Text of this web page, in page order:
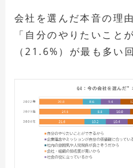
会社を選んだ本音の理
「自分のやりたいこと
（21.6%）が最も多い